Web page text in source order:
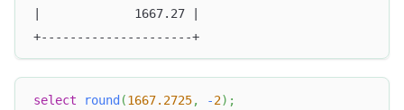
|             1667.27 |
+---------------------+
select round (1667.2725, -2) ;